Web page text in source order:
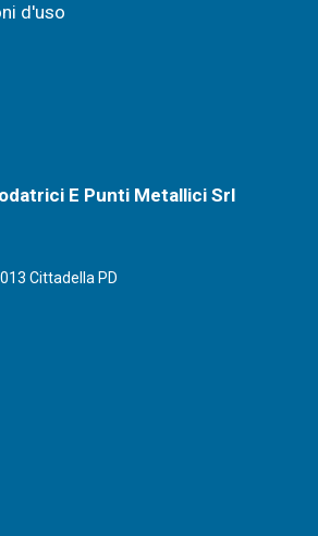
d'uso
E Punti Metallici Srl
Cittadella PD